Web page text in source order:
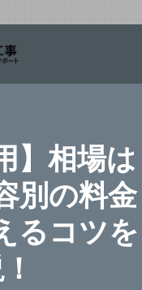
雨漏りの修理
樋、雨漏りの修理を
行う地元の優良工事
業者を完全無料でご
紹介！あらゆる屋根
材（瓦、スレート、
】相場は
別の料金
るコツを